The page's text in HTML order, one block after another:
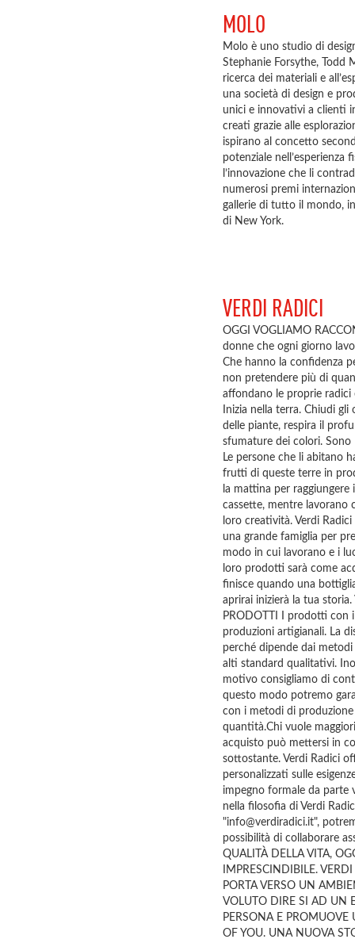
MOLO
Molo è uno studio di
Stephanie Forsythe, Todd
ricerca dei materiali e
una società di design e
unici e innovativi a clienti
creati grazie alle
ispirano al concetto
potenziale nell’esperienza
l’innovazione che li
numerosi premi
gallerie di tutto il mondo,
di New York.
VERDI RADICI
OGGI VOGLIAMO
donne che ogni giorno
Che hanno la confidenza
non pretendere più di
affondano le proprie
Inizia nella terra. Chiudi
delle piante, respira il
sfumature dei colori.
Le persone che li abitano
frutti di queste terre in
la mattina per
cassette, mentre lavorano
loro creatività. Verdi
una grande famiglia per
modo in cui lavorano e i
loro prodotti sarà come
finisce quando una
aprirai inizierà la tua
PRODOTTI I prodotti con
produzioni artigianali. La
perché dipende dai
alti standard qualitativi.
motivo consigliamo di
questo modo potremo
con i metodi di
quantità.Chi vuole
acquisto può mettersi in
sottostante. Verdi Radici
personalizzati sulle
impegno formale da parte
nella filosofia di Verdi
"info@verdiradici.it",
possibilità di collaborare
QUALITÀ DELLA VITA,
IMPRESCINDIBILE.
PORTA VERSO UN
VOLUTO DIRE SI AD UN
PERSONA E
OF YOU. UNA NUOVA